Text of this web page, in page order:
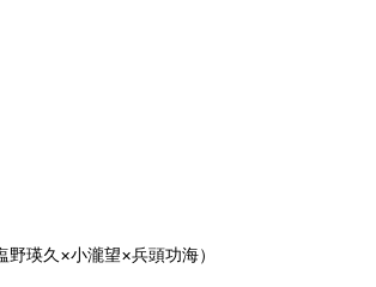
瑛久×小瀧望×兵頭功海）